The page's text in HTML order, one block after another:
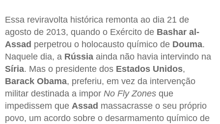
Essa reviravolta histórica remonta ao dia 21 de
agosto de 2013, quando o Exército de Bashar al-
Assad perpetrou o holocausto químico de Douma.
Naquele dia, a Rússia ainda não havia intervindo na
Síria. Mas o presidente dos Estados Unidos,
Barack Obama, preferiu, em vez da intervenção
militar destinada a impor No Fly Zones que
impedissem que Assad massacrasse o seu próprio
povo, um acordo sobre o desarmamento químico de